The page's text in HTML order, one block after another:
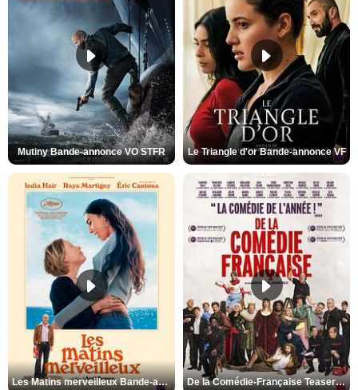
Mutiny Bande-annonce VO STFR Le Triangle d'or Bande-annonce VF
Les Matins merveilleux Bande-annonce VF De la Comédie-Française Teaser VF